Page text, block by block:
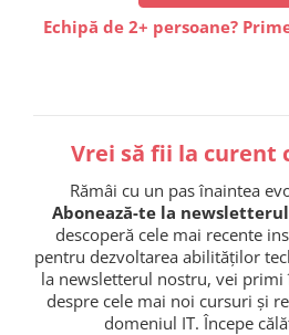
Echipă de 2+ persoane?
Vrei să fii la curent
Rămâi cu un pas înaintea
Abonează-te la
descoperă cele mai recente
pentru dezvoltarea abilităților
la newsletterul nostru, vei
despre cele mai noi cursuri și
domeniul IT. Începe